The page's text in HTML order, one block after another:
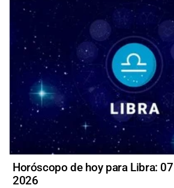
Horóscopo de hoy para Libra:
2026